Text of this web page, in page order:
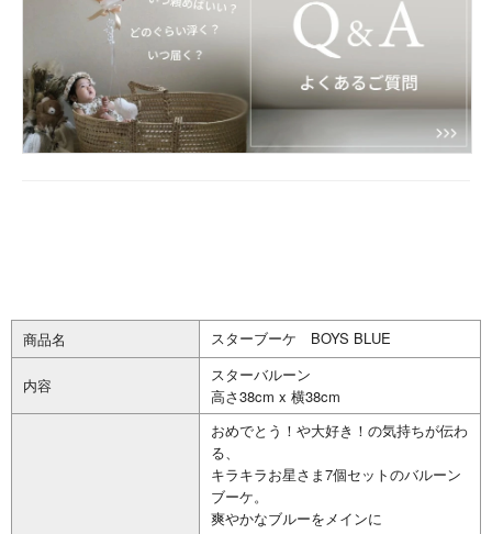
商品名 スターブーケ BOYS BLUE
内容
スターバルーン
高さ38cm x 横38cm
おめでとう！や大好き！の気持ちが伝わ
る、
キラキラお星さま7個セットのバルーン
ブーケ。
爽やかなブルーをメインに